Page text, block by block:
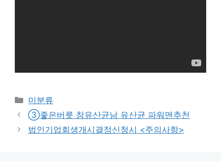
Categories
미분류
➂좋은버릇 참유산균남 유산균 파워맨추천
법인기업회생개시결정신청시 <주의사항>